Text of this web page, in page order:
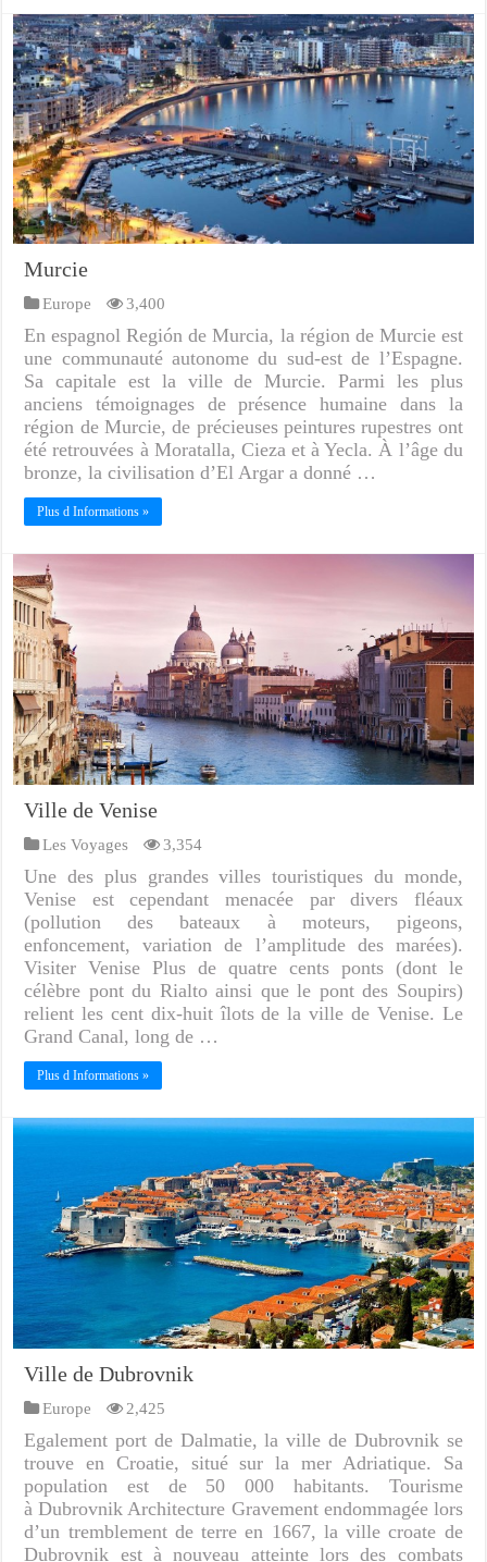
Murcie
Europe 3,400
En espagnol Región de Murcia, la région de Murcie est
une communauté autonome du sud-est de l’Espagne.
Sa capitale est la ville de Murcie. Parmi les plus
anciens témoignages de présence humaine dans la
région de Murcie, de précieuses peintures rupestres ont
été retrouvées à Moratalla, Cieza et à Yecla. À l’âge du
bronze, la civilisation d’El Argar a donné …
Plus d Informations »
Ville de Venise
Les Voyages 3,354
Une des plus grandes villes touristiques du monde,
Venise est cependant menacée par divers fléaux
(pollution des bateaux à moteurs, pigeons,
enfoncement, variation de l’amplitude des marées).
Visiter Venise Plus de quatre cents ponts (dont le
célèbre pont du Rialto ainsi que le pont des Soupirs)
relient les cent dix-huit îlots de la ville de Venise. Le
Grand Canal, long de …
Plus d Informations »
Ville de Dubrovnik
Europe 2,425
Egalement port de Dalmatie, la ville de Dubrovnik se
trouve en Croatie, situé sur la mer Adriatique. Sa
population est de 50 000 habitants. Tourisme
à Dubrovnik Architecture Gravement endommagée lors
d’un tremblement de terre en 1667, la ville croate de
Dubrovnik est à nouveau atteinte lors des combats